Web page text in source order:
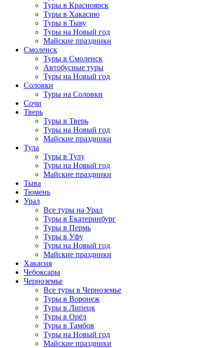
Туры в Красноярск
Туры в Хакасию
Туры в Тыву
Туры на Новый год
Майские праздники
Смоленск
Туры в Смоленск
Автобусные туры
Туры на Новый год
Соловки
Туры на Соловки
Сочи
Тверь
Туры в Тверь
Туры на Новый год
Майские праздники
Тула
Туры в Тулу
Туры на Новый год
Майские праздники
Тыва
Тюмень
Урал
Все туры на Урал
Туры в Екатеринбург
Туры в Пермь
Туры в Уфу
Туры на Новый год
Майские праздники
Хакасия
Чебоксары
Черноземье
Все туры в Черноземье
Туры в Воронеж
Туры в Липецк
Туры в Орёл
Туры в Тамбов
Туры на Новый год
Майские праздники